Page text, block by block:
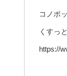
コノポ
くすっ
https://